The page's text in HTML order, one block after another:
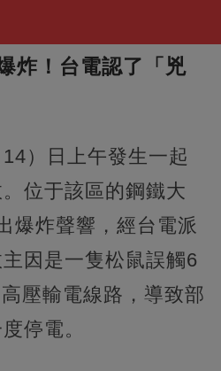
炸！台電認了「兇
）日上午發生一起
位于該區的鋼鐵大
爆炸聲響，經台電派
因是一隻松鼠誤觸6
壓輸電線路，導致部
停電。